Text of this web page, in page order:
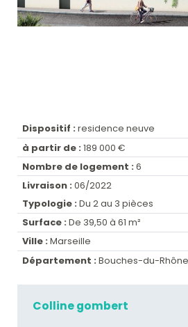
Dispositif : residence neuve
à partir de : 189 000 €
Nombre de logement : 6
Livraison : 06/2022
Typologie : Du 2 au 3 pièces
Surface : De 39,50 à 61 m²
Ville : Marseille
Département : Bouches-du-Rhône
Colline gombert